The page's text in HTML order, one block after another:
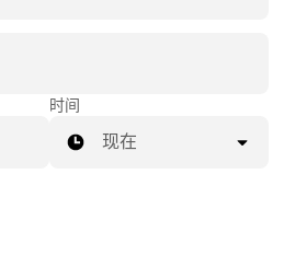
时间
现在